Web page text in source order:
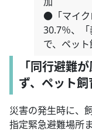
●「マイク
30.7％、
で、ペッ
「同行避難
ず、ペット
災害の発生時に、
指定緊急避難場所